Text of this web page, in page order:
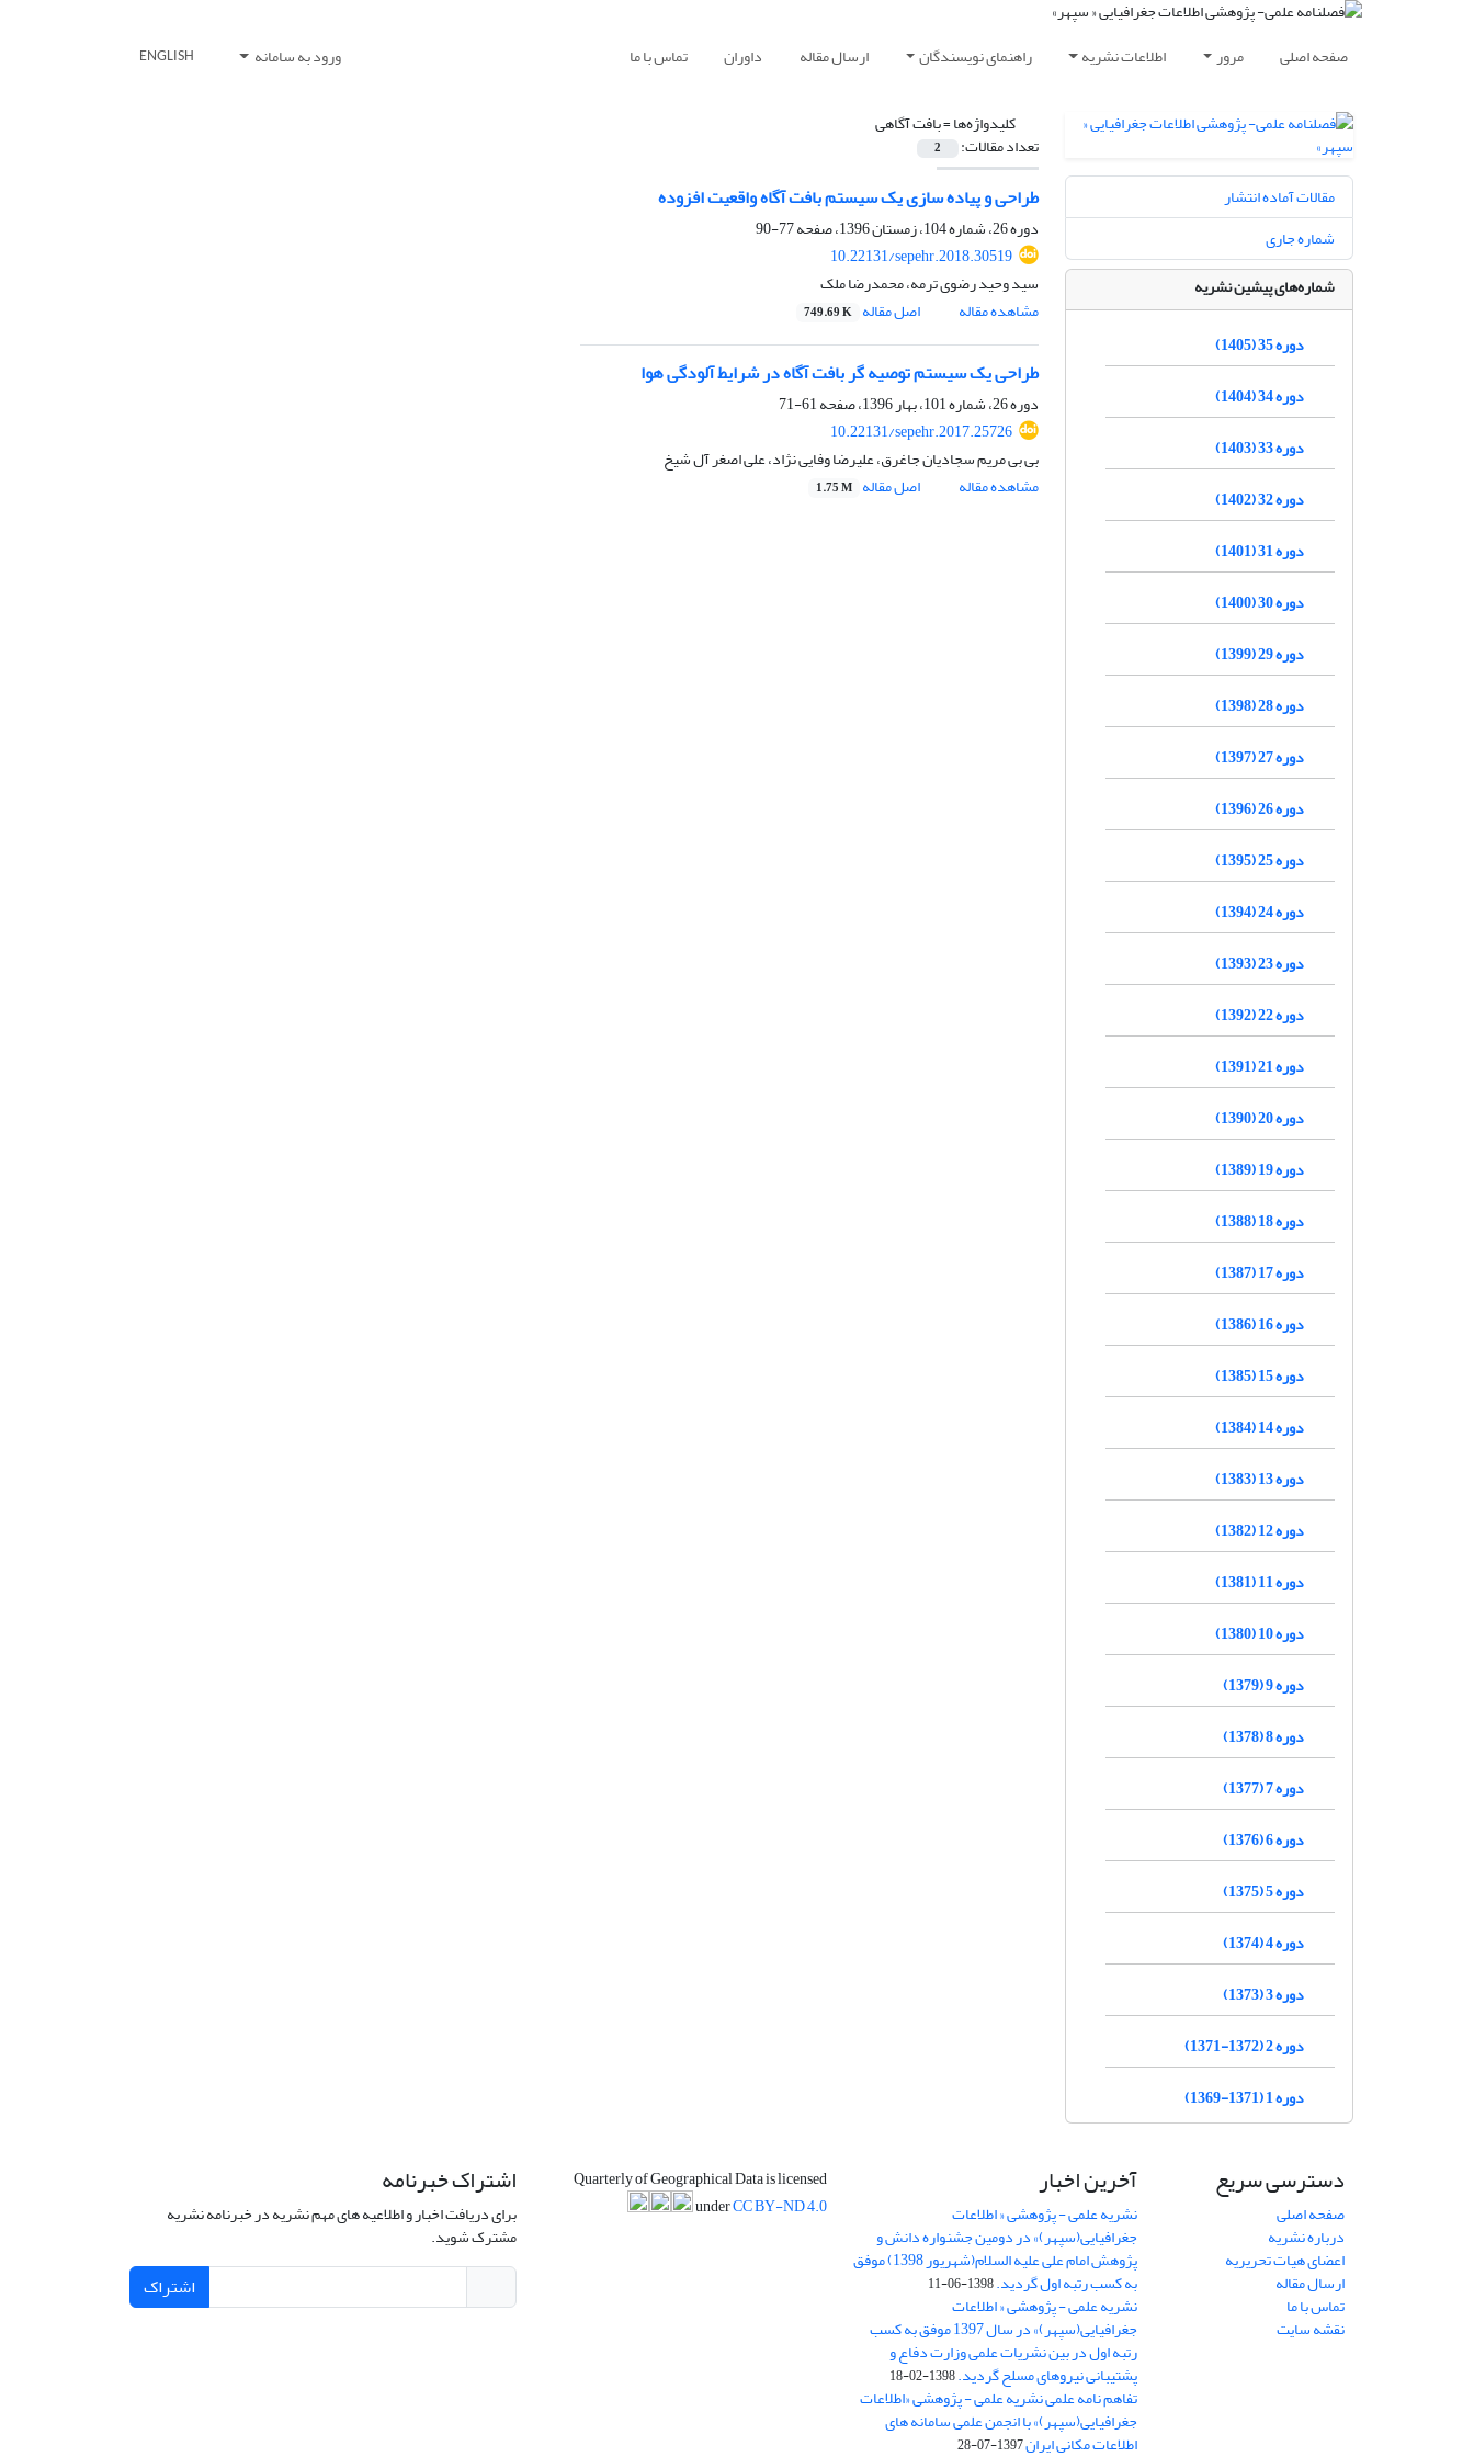
صفحه اصلی مرور اطلاعات نشریه راهنمای نویسندگان ارسال مقاله داوران تماس با ما ورود به سامانه ENGLISH
کلیدواژه‌ها =بافت آگاهی
تعداد مقالات: 2
طراحی و پیاده سازی یک سیستم بافت آگاه واقعیت افزوده
دوره 26، شماره 104، زمستان 1396، صفحه
77-90
10.22131/sepehr.2018.30519
سید وحید رضوی ترمه، محمدرضا ملک
مشاهده مقاله
اصل مقاله 749.69 K
طراحی یک سیستم توصیه گر بافت آگاه در شرایط آلودگی هوا
دوره 26، شماره 101، بهار 1396، صفحه
61-71
10.22131/sepehr.2017.25726
بی بی مریم سجادیان جاغرق، علیرضا وفایی نژاد، علی اصغر آل شیخ
مشاهده مقاله
اصل مقاله 1.75 M
مقالات آماده انتشار
شماره جاری
شماره‌های پیشین نشریه
دوره 35 (1405)
دوره 34 (1404)
دوره 33 (1403)
دوره 32 (1402)
دوره 31 (1401)
دوره 30 (1400)
دوره 29 (1399)
دوره 28 (1398)
دوره 27 (1397)
دوره 26 (1396)
دوره 25 (1395)
دوره 24 (1394)
دوره 23 (1393)
دوره 22 (1392)
دوره 21 (1391)
دوره 20 (1390)
دوره 19 (1389)
دوره 18 (1388)
دوره 17 (1387)
دوره 16 (1386)
دوره 15 (1385)
دوره 14 (1384)
دوره 13 (1383)
دوره 12 (1382)
دوره 11 (1381)
دوره 10 (1380)
دوره 9 (1379)
دوره 8 (1378)
دوره 7 (1377)
دوره 6 (1376)
دوره 5 (1375)
دوره 4 (1374)
دوره 3 (1373)
دوره 2 (1372-1371)
دوره 1 (1371-1369)
دسترسی سریع
صفحه اصلی
درباره نشریه
اعضای هیات تحریریه
ارسال مقاله
تماس با ما
نقشه سایت
آخرین اخبار
نشریه علمی - پژوهشی « اطلاعات
جغرافیایی(سپهر)» در دومین جشنواره دانش و
پژوهش امام علی علیه السلام(شهریور 1398) موفق
به کسب رتبه اول گردید.1398-06-11
نشریه علمی - پژوهشی « اطلاعات
جغرافیایی(سپهر)» در سال 1397 موفق به کسب
رتبه اول در بین نشریات علمی وزارت دفاع و
پشتیبانی نیروهای مسلح گردید.1398-02-18
تفاهم نامه علمی نشریه علمی - پژوهشی «اطلاعات
جغرافیایی(سپهر)» با انجمن علمی سامانه های
اطلاعات مکانی ایران1397-07-28
Quarterly of Geographical Data is licensed
underCC BY-ND 4.0
اشتراک خبرنامه
برای دریافت اخبار و اطلاعیه های مهم نشریه در خبرنامه نشریه
مشترک شوید.
اشتراک